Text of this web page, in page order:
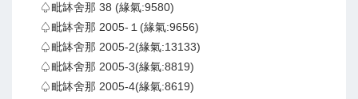
♤毗缽舍那 38 (緣氣:9580)
♤毗缽舍那 2005-１(緣氣:9656)
♤毗缽舍那 2005-2(緣氣:13133)
♤毗缽舍那 2005-3(緣氣:8819)
♤毗缽舍那 2005-4(緣氣:8619)